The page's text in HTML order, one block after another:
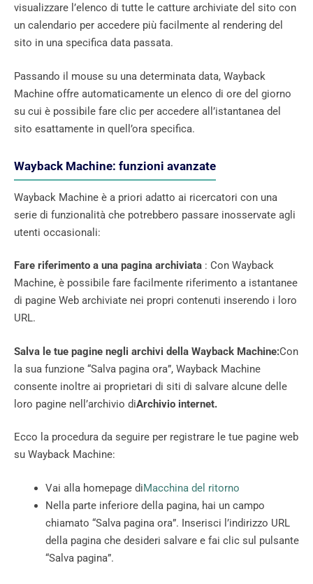
visualizzare l’elenco di tutte le catture archiviate del sito con
un calendario per accedere più facilmente al rendering del
sito in una specifica data passata.
Passando il mouse su una determinata data, Wayback
Machine offre automaticamente un elenco di ore del giorno
su cui è possibile fare clic per accedere all’istantanea del
sito esattamente in quell’ora specifica.
Wayback Machine: funzioni avanzate
Wayback Machine è a priori adatto ai ricercatori con una
serie di funzionalità che potrebbero passare inosservate agli
utenti occasionali:
Fare riferimento a una pagina archiviata : Con Wayback
Machine, è possibile fare facilmente riferimento a istantanee
di pagine Web archiviate nei propri contenuti inserendo i loro
URL.
Salva le tue pagine negli archivi della Wayback Machine:Con
la sua funzione “Salva pagina ora”, Wayback Machine
consente inoltre ai proprietari di siti di salvare alcune delle
loro pagine nell’archivio diArchivio internet.
Ecco la procedura da seguire per registrare le tue pagine web
su Wayback Machine:
Vai alla homepage diMacchina del ritorno
Nella parte inferiore della pagina, hai un campo
chiamato “Salva pagina ora”. Inserisci l’indirizzo URL
della pagina che desideri salvare e fai clic sul pulsante
“Salva pagina”.